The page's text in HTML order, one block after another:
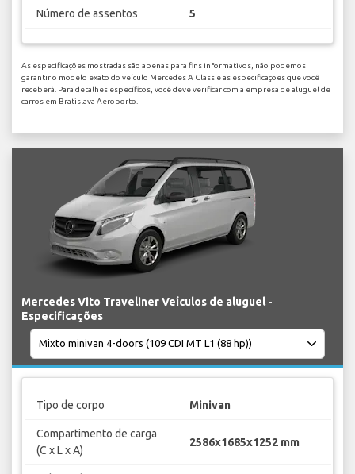
Número de assentos 5
As especificações mostradas são apenas para fins informativos, não podemos
garantir o modelo exato do veículo Mercedes A Class e as especificações que você
receberá. Para detalhes específicos, você deve verificar com a empresa de aluguel de
carros em Bratislava Aeroporto.
Mercedes Vito Traveliner Veículos de aluguel -
Especificações
Tipo de corpo Minivan
Compartimento de carga
(C x L x A)
2586x1685x1252 mm